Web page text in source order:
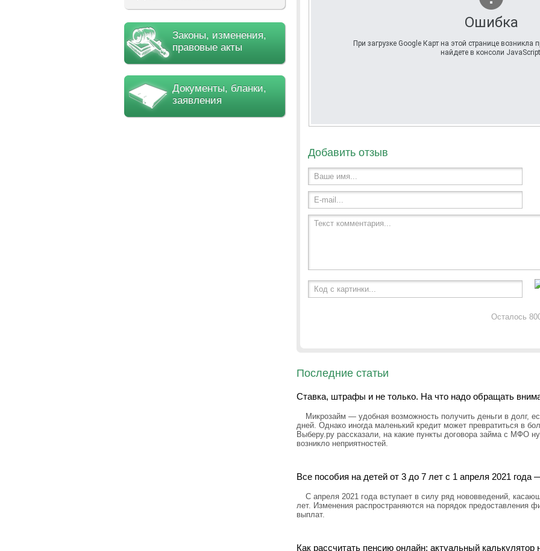
Законы, изменения,
правовые акты
Документы, бланки,
заявления
Ошибка
При загрузке Google Карт на этой странице
найдете в консоли
Добавить отзыв
Ваше имя...
E-mail...
Текст комментария...
Код с картинки...
Осталось
Последние статьи
Ставка, штрафы и не только. На что надо обращать
Микрозайм — удобная возможность получить деньги в долг,
дней. Однако иногда маленький кредит может превратиться в
Выберу.ру рассказали, на какие пункты договора займа с МФО
возникло неприятностей.
Все пособия на детей от 3 до 7 лет с 1 апреля 2021
С апреля 2021 года вступает в силу ряд нововведений,
лет. Изменения распространяются на порядок предоставления
выплат.
Как рассчитать пенсию онлайн: актуальный калькулятор